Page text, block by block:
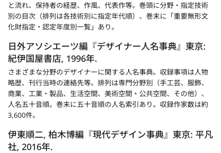
と流れ、保持者の経歴、作風、代表作等。巻頭に分野・指定技術
別の目次（排列は各技術別に指定年代順）、巻末に「重要無形文
化財指定・認定年度別一覧」あり。
日外アソシエーツ編『デザイナー人名事典』東京:
紀伊国屋書店, 1996年.
さまざまな分野のデザイナーに関する人名事典。収録事項は人物
略歴、刊行当時の連絡先等。排列は専門分野別（手工芸、服飾、
商業、工業・製品、生活空間、美術空間・公共空間、その他）、
人名五十音順。巻末に五十音順の人名索引あり。収録作家数は約
3,600件。
伊東順二, 柏木博編『現代デザイン事典』東京: 平凡
社, 2016年.